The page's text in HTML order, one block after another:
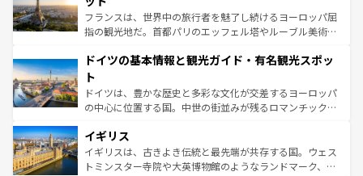
る。首都マドリードの洗練された雰囲気や、バルセロナの
アートに溢れた街角から、地方では古代ローマ遺跡や中世
せる。地方によって風土や気候が異なるスペインはその個
ンテンツ一覧 を参照してほしい。
フランスは、世界中の旅行者を魅了し続けるヨーロッパ屈
指の観光地だ。首都パリのエッフェル塔やルーブル美術館
で、幅広い魅力が詰まっている。華麗な宮殿、歴史的な大
聖堂、美しいビーチ、そして豊かな自然が、訪れる者を心
から魅了する。また、フランスは美食の国としても知ら
れ、フランス料理はユネスコ無形文化遺産にも登録されて
香り高いラベンダー畑など、多彩な楽しみ方が可能だ。さ
らに、パリ以外の地域にも魅力が溢れており、どの街角に
も豊かな歴史と文化が息づいている。パリ以外の個性あふ
ドイツの基本情報と観光ガイド・有名観光スポッ
ト
ドイツは、豊かな歴史と多彩な文化が交差するヨーロッパ
の中心に位置する国。中世の街並みが残るロマンチック街
顔を持つこの国は、どこを歩いても飽きることがない。ベ
ルリンの文化的活気、バイエルン州のアルプスの絶景、そ
してライン川沿いのワイン畑といった風景は必見。ビール
イギリス
イギリスは、古きよき伝統と最先端が共存する国。ウェス
トミンスター寺院や大英博物館のようなランドマーク、歴